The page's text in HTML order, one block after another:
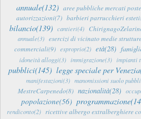
annuale(132) aree pubbliche mercati
autorizzazioni(7) barbieri parrucchieri
bilancio(139) cantieri(4)
annuale(3) esercizi di vicinato medie
commerciali(9) esproprio(2) età(28)
idoneità alloggi(3) immigrazione(3) impianti
pubblici(145) legge speciale per
manifestazioni(3) manomissioni suolo
MestreCarpenedo(8) nazionalità(28)
popolazione(56)
rendiconto(2) ricettive albergo extralberghiere